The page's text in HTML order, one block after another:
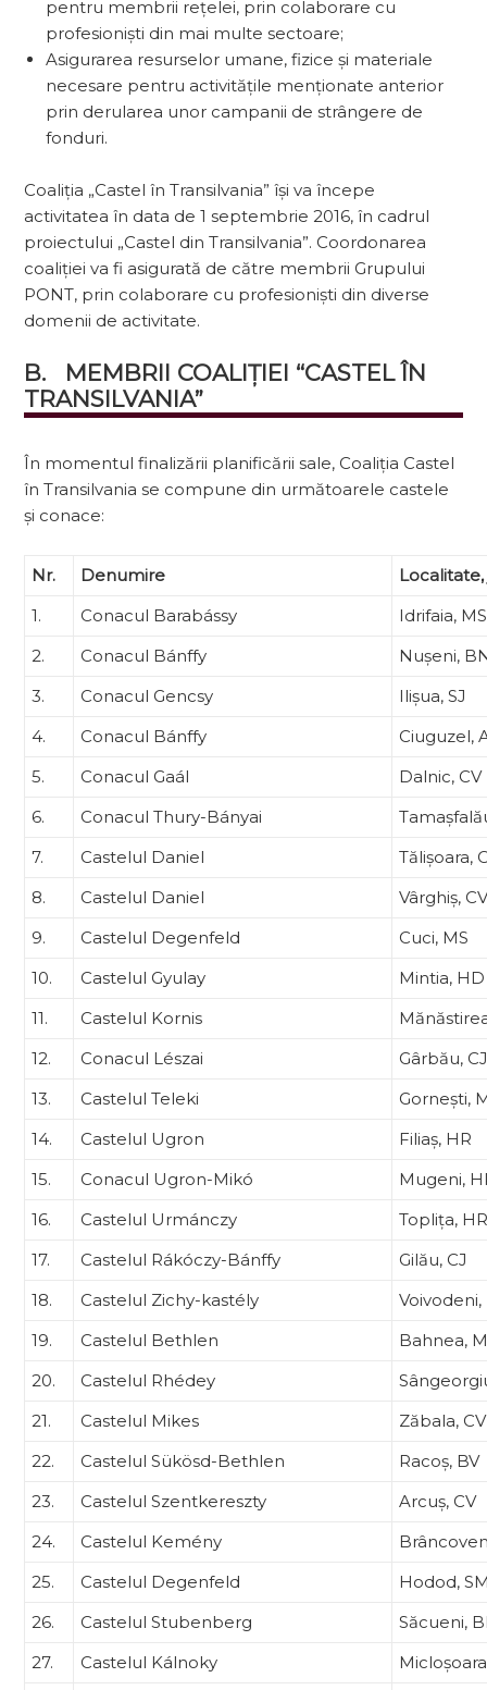
pentru membrii rețelei, prin colaborare cu
profesioniști din mai multe sectoare;
Asigurarea resurselor umane, fizice și materiale
necesare pentru activitățile menționate anterior
prin derularea unor campanii de strângere de
fonduri.
Coaliția „Castel în Transilvania” își va începe
activitatea în data de 1 septembrie 2016, în cadrul
proiectului „Castel din Transilvania”. Coordonarea
coaliției va fi asigurată de către membrii Grupului
PONT, prin colaborare cu profesioniști din diverse
domenii de activitate.
B.   MEMBRII COALIȚIEI “CASTEL ÎN
TRANSILVANIA”
În momentul finalizării planificării sale, Coaliția Castel
în Transilvania se compune din următoarele castele
și conace:
Nr. Denumire
1.
Conacul Barabássy
Idrifaia, MS
2.
Conacul Bánffy
Nușeni,
3.
Conacul Gencsy
Ilișua, SJ
4.
Conacul Bánffy
Ciuguzel,
5.
Conacul Gaál
Dalnic, CV
6.
Conacul Thury-Bányai
7.
Castelul Daniel
Tălișoara,
8.
Castelul Daniel
Vârghiș,
9.
Castelul Degenfeld
Cuci, MS
10.
Castelul Gyulay
Mintia, HD
11.
Castelul Kornis
12.
Conacul Lészai
Gârbău,
13.
Castelul Teleki
Gornești,
14.
Castelul Ugron
Filiaș, HR
15.
Conacul Ugron-Mikó
Mugeni,
16.
Castelul Urmánczy
Toplița,
17.
Castelul Rákóczy-Bánffy
Gilău, CJ
18.
Castelul Zichy-kastély
Voivodeni,
19.
Castelul Bethlen
Bahnea,
20.
Castelul Rhédey
21.
Castelul Mikes
Zăbala, CV
22.
Castelul Sükösd-Bethlen
Racoș, BV
23.
Castelul Szentkereszty
Arcuș, CV
24.
Castelul Kemény
25.
Castelul Degenfeld
Hodod,
26.
Castelul Stubenberg
Săcueni,
27.
Castelul Kálnoky